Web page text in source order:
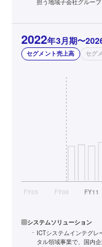
担う地域子会社グループ
2022年3月期〜
セグメント売上高 セグ
システムソリューション
ICTシステムインテグレ
タル領域事業で、国内